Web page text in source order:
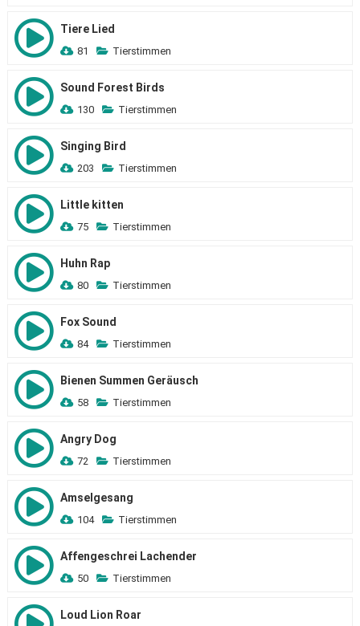
Tiere Lied
81 Tierstimmen
Sound Forest Birds
130 Tierstimmen
Singing Bird
203 Tierstimmen
Little kitten
75 Tierstimmen
Huhn Rap
80 Tierstimmen
Fox Sound
84 Tierstimmen
Bienen Summen Geräusch
58 Tierstimmen
Angry Dog
72 Tierstimmen
Amselgesang
104 Tierstimmen
Affengeschrei Lachender
50 Tierstimmen
Loud Lion Roar